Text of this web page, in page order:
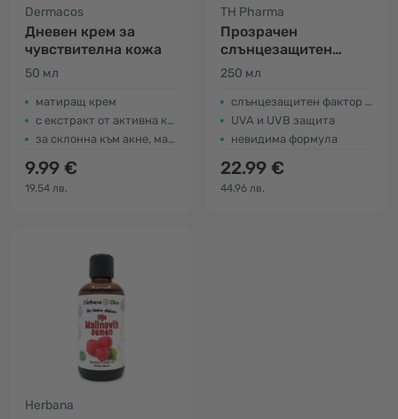
Dermacos
Дневен крем за
чувствителна кожа
50 мл
матиращ крем
с екстракт от активна кал
за склонна към акне, мазна и смесена кожа
9.99 €
19.54 лв.
TH Pharma
Прозрачен
слънцезащитен
спрей за деца SPF
250 мл
слънцезащитен фактор SPF 50+
UVA и UVB защита
невидима формула
22.99 €
44.96 лв.
Herbana